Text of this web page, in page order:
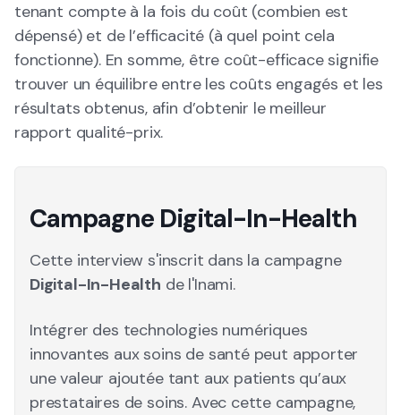
tenant compte à la fois du coût (combien est
dépensé) et de l’efficacité (à quel point cela
fonctionne). En somme, être coût-efficace signifie
trouver un équilibre entre les coûts engagés et les
résultats obtenus, afin d’obtenir le meilleur
rapport qualité-prix.
Campagne Digital-In-Health
Cette interview s'inscrit dans la campagne
Digital-In-Health de l'Inami.
Intégrer des technologies numériques
innovantes aux soins de santé peut apporter
une valeur ajoutée tant aux patients qu’aux
prestataires de soins. Avec cette campagne,